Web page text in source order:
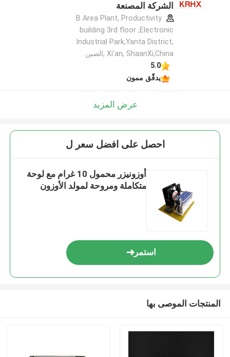
الشركة المصنعة
B Area Plant, Productivity
building 3rd floor ,Electronic
Industrial Park,Yanta District,
Xi'an, ShaanXi,China ,الصين
5.0
يدقّق ممون
عرض المزيد
احصل على افضل سعر ل
أوزونيزر محمول 10 غرام مع لوحة
متكاملة ومروحة لمولد الأوزون
استمر
المنتجات الموصى بها